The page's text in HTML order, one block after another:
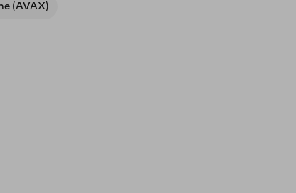
(AVAX)